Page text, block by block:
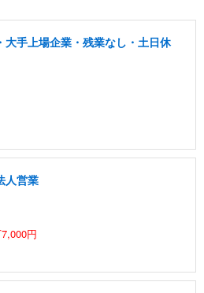
手上場企業・残業なし・土日休
人営業
円